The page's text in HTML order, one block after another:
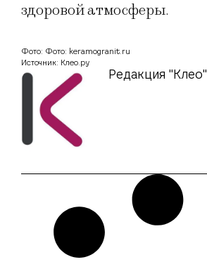
здоровой атмосферы.
Редакция "Клео"
Фото: Фото: keramogranit.ru
Источник: Клео.ру